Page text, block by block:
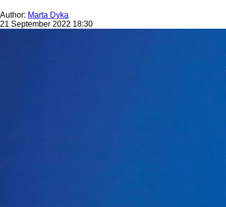
Author: Marta Dyka
21 September 2022 18:30